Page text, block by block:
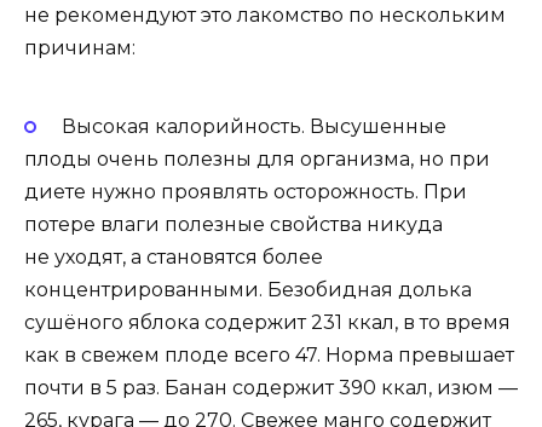
не рекомендуют это лакомство по нескольким
причинам:
Высокая калорийность. Высушенные
плоды очень полезны для организма, но при
диете нужно проявлять осторожность. При
потере влаги полезные свойства никуда
не уходят, а становятся более
концентрированными. Безобидная долька
сушёного яблока содержит 231 ккал, в то время
как в свежем плоде всего 47. Норма превышает
почти в 5 раз. Банан содержит 390 ккал, изюм —
265, курага — до 270. Свежее манго содержит